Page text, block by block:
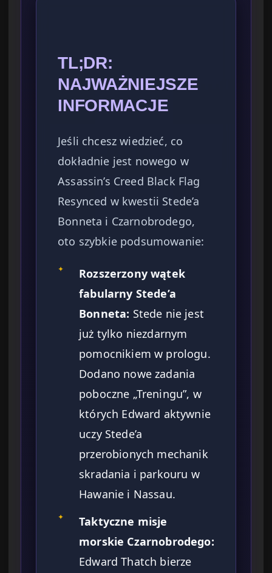
TL;DR:
NAJWAŻNIEJSZE
INFORMACJE
Jeśli chcesz wiedzieć, co
dokładnie jest nowego w
Assassin’s Creed Black Flag
Resynced w kwestii Stede’a
Bonneta i Czarnobrodego,
oto szybkie podsumowanie:
✦
Rozszerzony wątek
fabularny Stede’a
Bonneta: Stede nie jest
już tylko niezdarnym
pomocnikiem w prologu.
Dodano nowe zadania
poboczne „Treningu”, w
których Edward aktywnie
uczy Stede’a
przerobionych mechanik
skradania i parkouru w
Hawanie i Nassau.
✦
Taktyczne misje
morskie Czarnobrodego:
Edward Thatch bierze